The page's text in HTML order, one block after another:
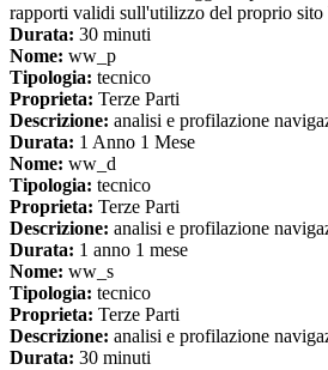
rapporti validi sull'utilizzo del proprio sito
Durata: 30 minuti
Nome: ww_p
Tipologia: tecnico
Proprieta: Terze Parti
Descrizione: analisi e profilazione
Durata: 1 Anno 1 Mese
Nome: ww_d
Tipologia: tecnico
Proprieta: Terze Parti
Descrizione: analisi e profilazione
Durata: 1 anno 1 mese
Nome: ww_s
Tipologia: tecnico
Proprieta: Terze Parti
Descrizione: analisi e profilazione
Durata: 30 minuti